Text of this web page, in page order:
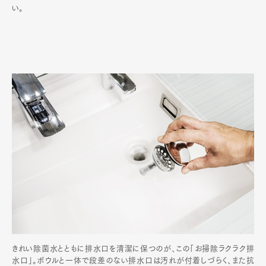
い。
きれい除菌水とともに排水口を清潔に保つのが、この「お掃除ラクラク排
水口」。ボウルと一体で段差のない排水口は汚れが付着しづらく、また抗